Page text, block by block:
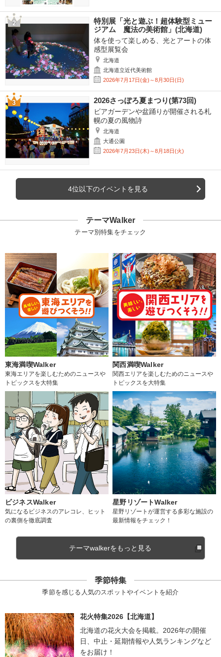
特別展「光と遊ぶ！超体験型ミュー
ジアム 魔法の美術館」(北海道)
体を使って楽しめる、光とアートの体
感型展覧会
北海道
北海道立近代美術館
2026年7月17日(金)～8月30日(日)
2026さっぽろ夏まつり(第73回)
ビアガーデンや盆踊りが開催される札
幌の夏の風物詩
北海道
大通公園
2026年7月23日(木)～8月18日(火)
4位以下のイベントを見る
テーマWalker
テーマ別特集をチェック
東海満喫Walker
東海エリアを楽しむためのニュースや
トピックスを大特集
関西満喫Walker
関西エリアを楽しむためのニュースや
トピックスを大特集
ビジネスWalker
気になるビジネスのアレコレ、ヒット
の裏側を徹底調査
星野リゾートWalker
星野リゾートが運営する多彩な施設の
最新情報をチェック！
テーマwalkerをもっと見る
季節特集
季節を感じる人気のスポットやイベントを紹介
花火特集2026【北海道】
北海道の花火大会を掲載。2026年の開催
日、中止・延期情報や人気ランキングなど
をお届け！